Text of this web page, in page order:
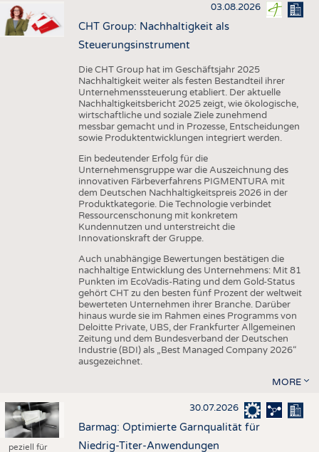
03.08.2026
CHT Group: Nachhaltigkeit als
Steuerungsinstrument
Die CHT Group hat im Geschäftsjahr 2025
Nachhaltigkeit weiter als festen Bestandteil ihrer
Unternehmenssteuerung etabliert. Der aktuelle
Nachhaltigkeitsbericht 2025 zeigt, wie ökologische,
wirtschaftliche und soziale Ziele zunehmend
messbar gemacht und in Prozesse, Entscheidungen
sowie Produktentwicklungen integriert werden.
Ein bedeutender Erfolg für die
Unternehmensgruppe war die Auszeichnung des
innovativen Färbeverfahrens PIGMENTURA mit
dem Deutschen Nachhaltigkeitspreis 2026 in der
Produktkategorie. Die Technologie verbindet
Ressourcenschonung mit konkretem
Kundennutzen und unterstreicht die
Innovationskraft der Gruppe.
Auch unabhängige Bewertungen bestätigen die
nachhaltige Entwicklung des Unternehmens: Mit 81
Punkten im EcoVadis-Rating und dem Gold-Status
gehört CHT zu den besten fünf Prozent der weltweit
bewerteten Unternehmen ihrer Branche. Darüber
hinaus wurde sie im Rahmen eines Programms von
Deloitte Private, UBS, der Frankfurter Allgemeinen
Zeitung und dem Bundesverband der Deutschen
Industrie (BDI) als „Best Managed Company 2026“
ausgezeichnet.
MORE
peziell für
30.07.2026
Barmag: Optimierte Garnqualität für
Niedrig-Titer-Anwendungen